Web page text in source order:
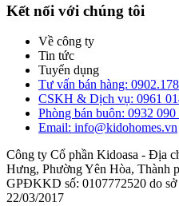
Kết nối với chúng tôi
Về công ty
Tin tức
Tuyển dụng
Tư vấn bán hàng:
CSKH & Dịch vụ: 0961
Phòng bán buôn: 0932 090
Email: info@kidohomes.vn
Công ty Cổ phần Kidoasa - Địa
Hưng, Phường Yên Hòa, Thành
GPĐKKD số: 0107772520 do
22/03/2017